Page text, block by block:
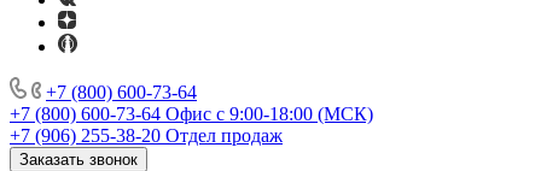
+7 (800) 600-73-64
+7 (800) 600-73-64 Офис с 9:00-18:00 (МСК)
+7 (906) 255-38-20 Отдел продаж
Заказать звонок